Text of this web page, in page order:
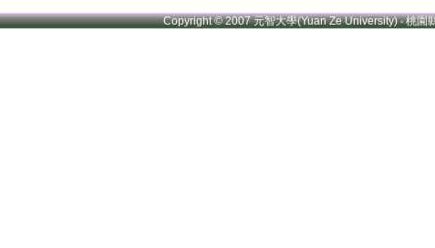
Copyright © 2007 元智大學(Yuan Ze University) ‧ 桃園